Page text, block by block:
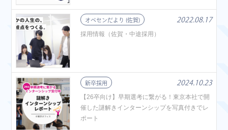
オペセンだより (佐賀)
2022.08.17
採用情報（佐賀・中途採用）
新卒採用
2024.10.23
【26卒向け】早期選考に繋がる！東京本社で開
催した謎解きインターンシップを写真付きでレ
ポート